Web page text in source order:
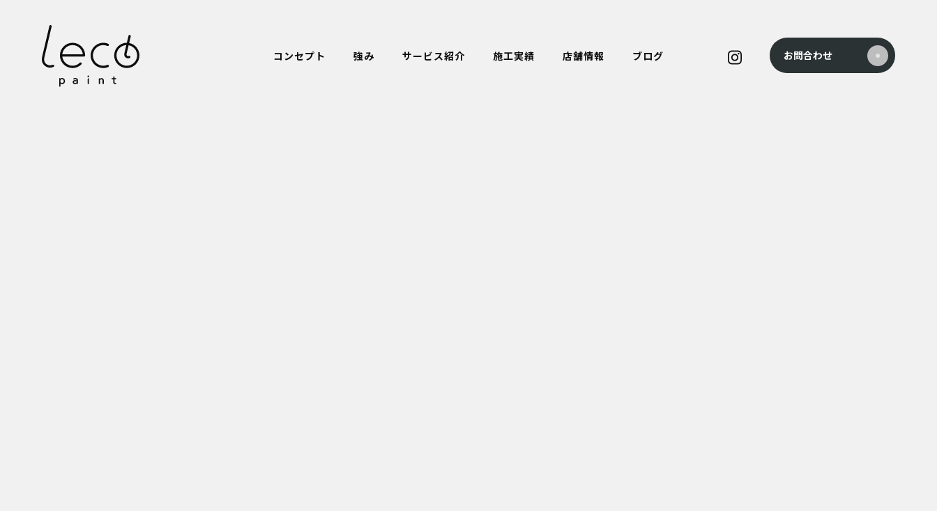
コンセプト 強み サービス紹介 施工実績 店舗情報 ブログ お問合わせ